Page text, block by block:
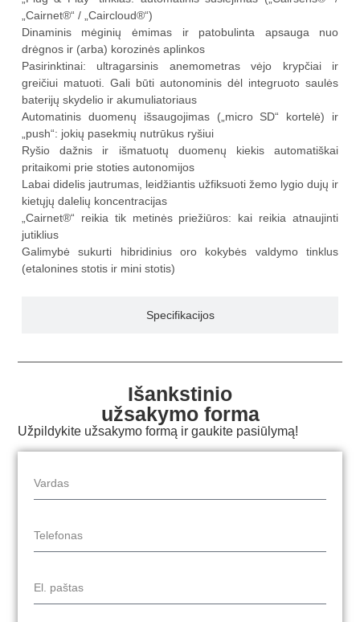
Specifikacijos
„Cairnet®“ / „Caircloud®“)
Dinaminis mėginių ėmimas ir patobulinta apsauga nuo
drėgnos ir (arba) korozinės aplinkos
Pasirinktinai: ultragarsinis anemometras vėjo krypčiai ir
greičiui matuoti. Gali būti autonominis dėl integruoto saulės
baterijų skydelio ir akumuliatoriaus
Automatinis duomenų išsaugojimas („micro SD“ kortelė) ir
„push“: jokių pasekmių nutrūkus ryšiui
Ryšio dažnis ir išmatuotų duomenų kiekis automatiškai
pritaikomi prie stoties autonomijos
Labai didelis jautrumas, leidžiantis užfiksuoti žemo lygio dujų ir
kietųjų dalelių koncentracijas
„Cairnet®“ reikia tik metinės priežiūros: kai reikia atnaujinti
jutiklius
Galimybė sukurti hibridinius oro kokybės valdymo tinklus
(etalonines stotis ir mini stotis)
Išankstinio
užsakymo forma
Užpildykite užsakymo formą ir gaukite pasiūlymą!